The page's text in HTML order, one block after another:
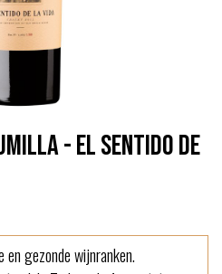
- El Sentido de
en gezonde wijnranken.